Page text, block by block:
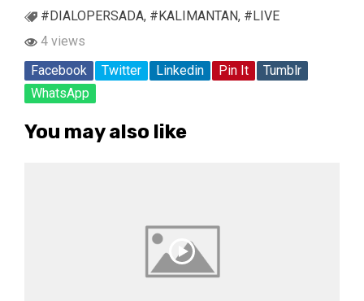
#DIALOPERSADA, #KALIMANTAN, #LIVE
4 views
Facebook
Twitter Linkedin Pin It
Tumblr
WhatsApp
You may also like